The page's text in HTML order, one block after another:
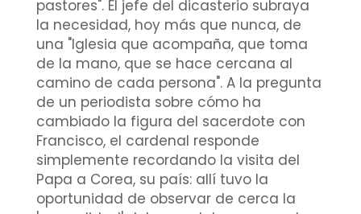
pastores". El jefe del dicasterio subraya
la necesidad, hoy más que nunca, de
una "Iglesia que acompaña, que toma
de la mano, que se hace cercana al
camino de cada persona". A la pregunta
de un periodista sobre cómo ha
cambiado la figura del sacerdote con
Francisco, el cardenal responde
simplemente recordando la visita del
Papa a Corea, su país: allí tuvo la
oportunidad de observar de cerca la